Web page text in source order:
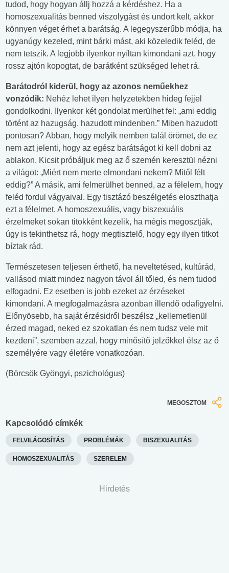
tudod, hogy hogyan állj hozzá a kérdéshez. Ha a
homoszexualitás benned viszolygást és undort kelt, akkor
könnyen véget érhet a barátság. A legegyszerűbb módja, ha
ugyanúgy kezeled, mint bárki mást, aki közeledik feléd, de
nem tetszik. A legjobb ilyenkor nyíltan kimondani azt, hogy
rossz ajtón kopogtat, de barátként szükséged lehet rá.
Barátodról kiderül, hogy az azonos neműekhez
vonzódik: Nehéz lehet ilyen helyzetekben hideg fejjel
gondolkodni. Ilyenkor két gondolat merülhet fel: „ami eddig
történt az hazugság. hazudott mindenben.” Miben hazudott
pontosan? Abban, hogy melyik nemben talál örömet, de ez
nem azt jelenti, hogy az egész barátságot ki kell dobni az
ablakon. Kicsit próbáljuk meg az ő szemén keresztül nézni
a világot: „Miért nem merte elmondani nekem? Mitől félt
eddig?” A másik, ami felmerülhet benned, az a félelem, hogy
feléd fordul vágyaival. Egy tisztázó beszélgetés eloszthatja
ezt a félelmet. A homoszexuális, vagy biszexuális
érzelmeket sokan titokként kezelik, ha mégis megosztják,
úgy is tekinthetsz rá, hogy megtisztelő, hogy egy ilyen titkot
bíztak rád.
Természetesen teljesen érthető, ha neveltetésed, kultúrád,
vallásod miatt mindez nagyon távol áll tőled, és nem tudod
elfogadni. Ez esetben is jobb ezeket az érzéseket
kimondani. A megfogalmazásra azonban illendő odafigyelni.
Előnyösebb, ha saját érzésidről beszélsz „kellemetlenül
érzed magad, neked ez szokatlan és nem tudsz vele mit
kezdeni”, szemben azzal, hogy minősítő jelzőkkel élsz az ő
személyére vagy életére vonatkozóan.
(Börcsök Gyöngyi, pszichológus)
MEGOSZTOM
Kapcsolódó címkék
FELVILÁGOSÍTÁS PROBLÉMÁK BISZEXUALITÁS
HOMOSZEXUALITÁS SZERELEM
Hirdetés